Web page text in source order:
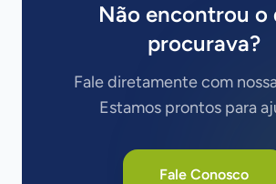
Não encontrou o
procurava?
Fale diretamente com
Estamos prontos para
Fale Conosco